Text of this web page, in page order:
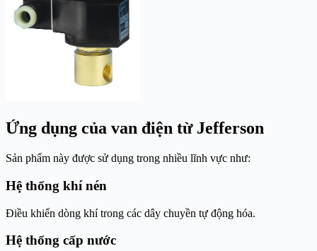
Ứng dụng của van điện từ Jefferson
Sản phẩm này được sử dụng trong nhiều lĩnh vực như:
Hệ thống khí nén
Điều khiển dòng khí trong các dây chuyền tự động hóa.
Hệ thống cấp nước